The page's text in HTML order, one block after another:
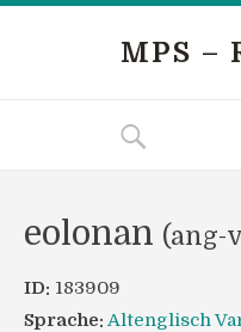
MPS –
eolonan (ang-
ID: 183909
Sprache: Altenglisch